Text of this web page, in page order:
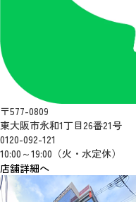
〒577-0809
東大阪市永和1丁目26番21号
0120-092-121
10:00～19:00（火・水定休）
店舗詳細へ